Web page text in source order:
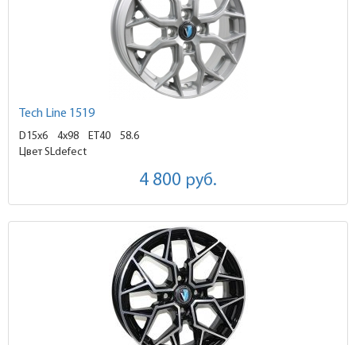
Tech Line 1519
D15x6 4x98 ET40
58.6
Цвет SLdefect
4 800 руб.